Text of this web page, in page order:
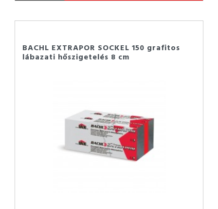
BACHL EXTRAPOR SOCKEL 150 grafitos
lábazati hőszigetelés 8 cm